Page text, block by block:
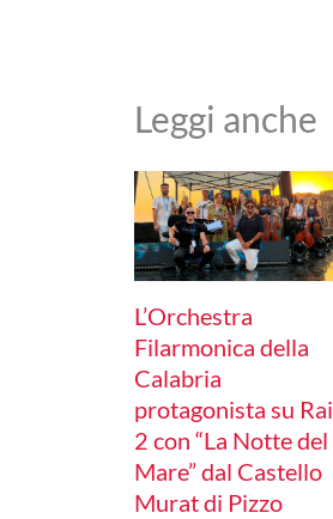
Leggi anche
L’Orchestra
Filarmonica della
Calabria
protagonista su Rai
2 con “La Notte del
Mare” dal Castello
Murat di Pizzo